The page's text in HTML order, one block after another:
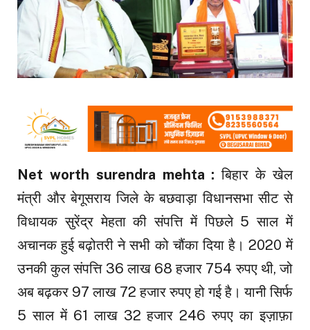
Net worth surendra mehta :बिहार के खेल
मंत्री और बेगूसराय जिले के बछवाड़ा विधानसभा सीट से
विधायक सुरेंद्र मेहता की संपत्ति में पिछले 5 साल में
अचानक हुई बढ़ोतरी ने सभी को चौंका दिया है। 2020 में
उनकी कुल संपत्ति 36 लाख 68 हजार 754 रुपए थी, जो
अब बढ़कर 97 लाख 72 हजार रुपए हो गई है। यानी सिर्फ
5 साल में 61 लाख 32 हजार 246 रुपए का इज़ाफ़ा